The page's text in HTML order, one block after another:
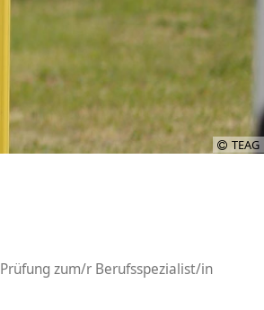
TEAG
Prüfung zum/r Berufsspezialist/in